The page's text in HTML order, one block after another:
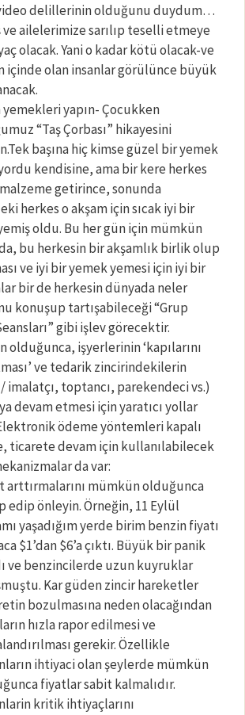
delillerinin olduğunu duydum…
ve ailelerimize sarılıp teselli etmeye
olacak. Yani o kadar kötü olacak-ve
içinde olan insanlar görülünce büyük
yapın- Çocukken
“Taş Çorbası” hikayesini
başına hiç kimse güzel bir yemek
kendisine, ama bir kere herkes
getirince, sonunda
herkes o akşam için sıcak iyi bir
oldu. Bu her gün için mümkün
bu herkesin bir akşamlık birlik olup
ve iyi bir yemek yemesi için iyi bir
bir de herkesin dünyada neler
konuşup tartışabileceği “Grup
gibi işlev görecektir.
olduğunca, işyerlerinin ‘kapılarını
ve tedarik zincirindekilerin
imalatçı, toptancı, parekendeci vs.)
devam etmesi için yaratıcı yollar
ödeme yöntemleri kapalı
ticarete devam için kullanılabilecek
da var:
arttırmalarını mümkün olduğunca
edip önleyin. Örneğin, 11 Eylül
yaşadığım yerde birim benzin fiyatı
$1’dan $6’a çıktı. Büyük bir panik
ve benzincilerde uzun kuyruklar
Kar güden zincir hareketler
bozulmasına neden olacağından
hızla rapor edilmesi ve
gerekir. Özellikle
ihtiyaci olan şeylerde mümkün
fiyatlar sabit kalmalıdır.
kritik ihtiyaçlarını